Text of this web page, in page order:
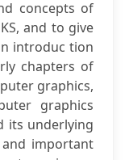
concepts of
and to give
introduc tion
chapters of
graphics,
graphics
its underlying
and important